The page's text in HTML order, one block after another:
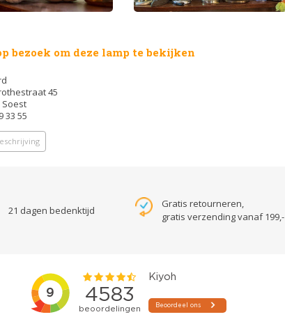
bezoek om deze lamp te bekijken
45
Soest
33 55
21 dagen bedenktijd
Gratis retourneren,
gratis verzending vanaf 199,-